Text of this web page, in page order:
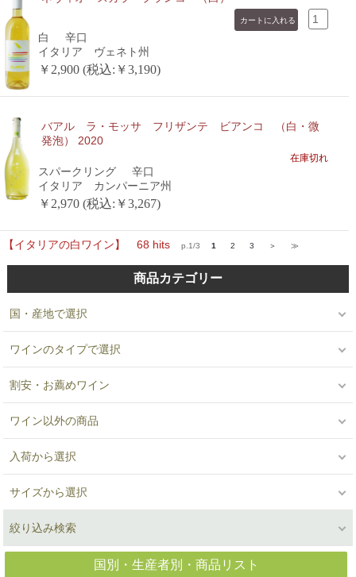
白
辛口
イタリア ヴェネト州
￥2,900 (税込:￥3,190)
バアル ラ・モッサ フリザンテ ビアンコ （白・微
発泡） 2020
在庫切れ
スパークリング
辛口
イタリア カンパーニア州
￥2,970 (税込:￥3,267)
【イタリアの白ワイン】 68 hitsp.1/3 1 2 3 ＞ ≫
商品カテゴリー
国・産地で選択
ワインのタイプで選択
割安・お薦めワイン
ワイン以外の商品
入荷から選択
サイズから選択
絞り込み検索
国別・生産者別・商品リスト